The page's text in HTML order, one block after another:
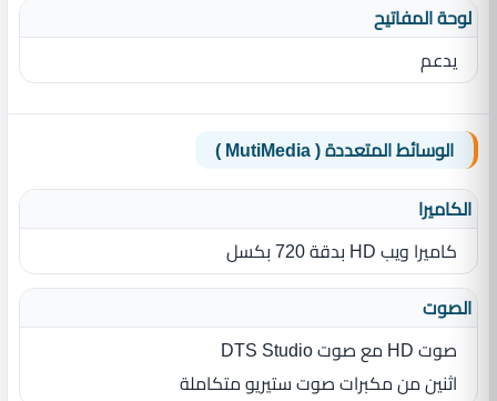
لوحة المفاتيح
يدعم
الوسائط المتعددة ( MutiMedia )
الكاميرا
كاميرا ويب HD بدقة 720 بكسل
الصوت
صوت HD مع صوت DTS Studio
اثنين من مكبرات صوت ستيريو متكاملة